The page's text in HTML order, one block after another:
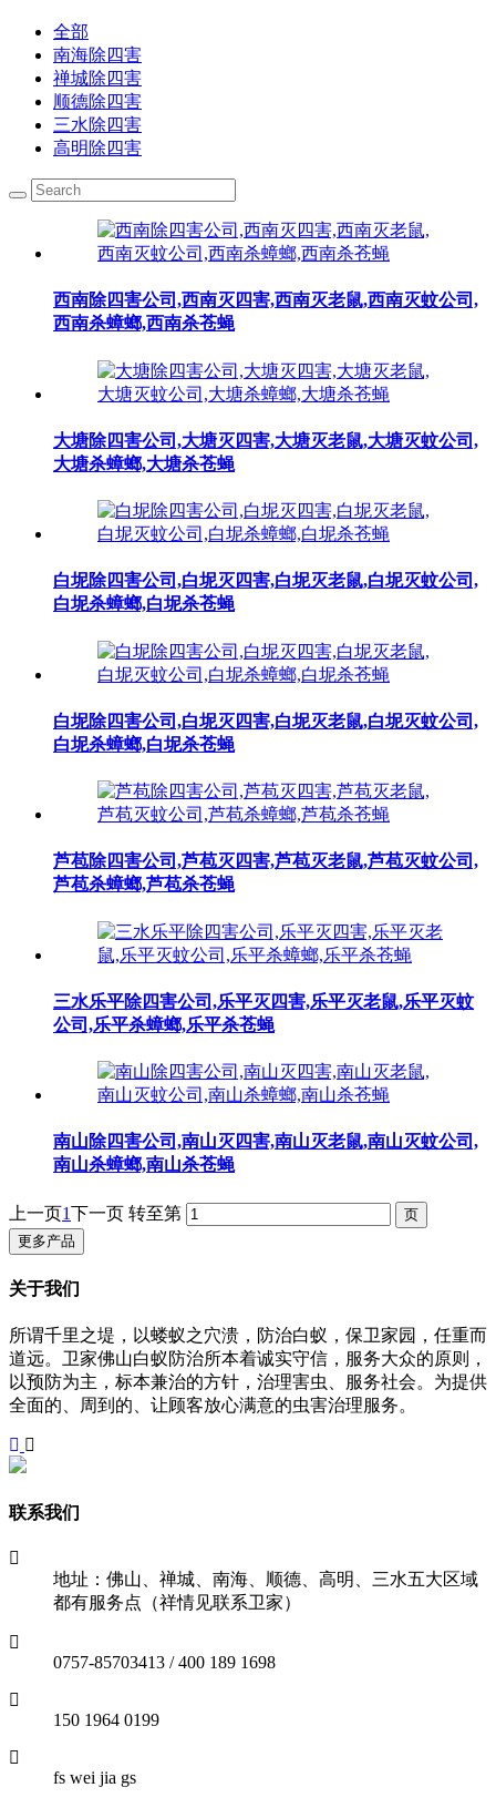
全部
南海除四害
禅城除四害
顺德除四害
三水除四害
高明除四害
西南除四害公司,西南灭四害,西南灭老鼠,西南灭蚊公司,
西南杀蟑螂,西南杀苍蝇
大塘除四害公司,大塘灭四害,大塘灭老鼠,大塘灭蚊公司,
大塘杀蟑螂,大塘杀苍蝇
白坭除四害公司,白坭灭四害,白坭灭老鼠,白坭灭蚊公司,
白坭杀蟑螂,白坭杀苍蝇
白坭除四害公司,白坭灭四害,白坭灭老鼠,白坭灭蚊公司,
白坭杀蟑螂,白坭杀苍蝇
芦苞除四害公司,芦苞灭四害,芦苞灭老鼠,芦苞灭蚊公司,
芦苞杀蟑螂,芦苞杀苍蝇
三水乐平除四害公司,乐平灭四害,乐平灭老鼠,乐平灭蚊
公司,乐平杀蟑螂,乐平杀苍蝇
南山除四害公司,南山灭四害,南山灭老鼠,南山灭蚊公司,
南山杀蟑螂,南山杀苍蝇
上一页1下一页 转至第
更多产品
关于我们
所谓千里之堤，以蝼蚁之穴溃，防治白蚁，保卫家园，任重而
道远。卫家佛山白蚁防治所本着诚实守信，服务大众的原则，
以预防为主，标本兼治的方针，治理害虫、服务社会。为提供
全面的、周到的、让顾客放心满意的虫害治理服务。
联系我们
地址：佛山、禅城、南海、顺德、高明、三水五大区域
都有服务点（祥情见联系卫家）
0757-85703413 / 400 189 1698
150 1964 0199
fs wei jia gs